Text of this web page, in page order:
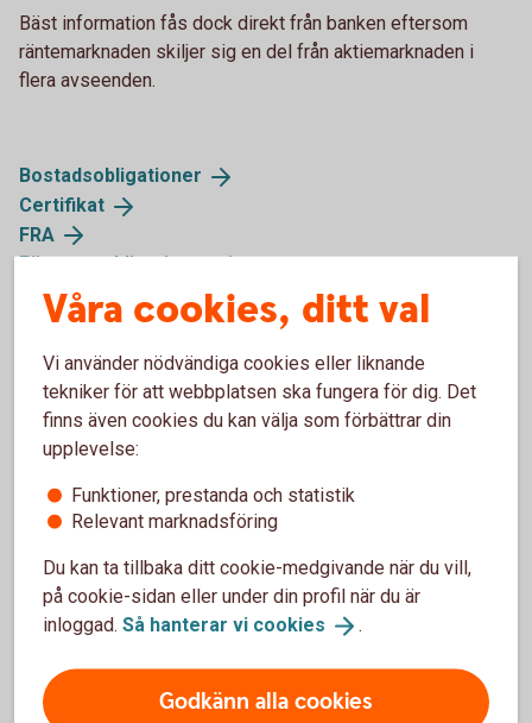
Bäst information fås dock direkt från banken eftersom
räntemarknaden skiljer sig en del från aktiemarknaden i
flera avseenden.
Bostadsobligationer
Certifikat
FRA
Företagsobligationer
Realobligationer
Ränteterminer
Statsobligationer
Statsskuldväxlar
Analys
Morgonkommentar Räntor och
Valutor
Månadsbrev
Våra cookies, ditt val
Vi använder nödvändiga cookies eller liknande
tekniker för att webbplatsen ska fungera för dig. Det
finns även cookies du kan välja som förbättrar din
upplevelse:
Funktioner, prestanda och statistik
Relevant marknadsföring
Du kan ta tillbaka ditt cookie-medgivande när du vill,
på cookie-sidan eller under din profil när du är
inloggad. Så hanterar vi cookies .
Godkänn alla cookies